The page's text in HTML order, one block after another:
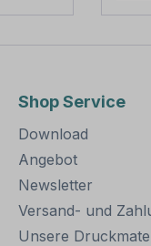
Für
einer
Shop Service
Download
Angebot
Newsletter
Versand- und
Unsere